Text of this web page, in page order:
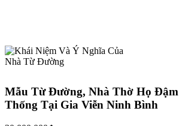
Mẫu Từ Đường, Nhà Thờ Họ Đậm
Thống Tại Gia Viễn Ninh Bình